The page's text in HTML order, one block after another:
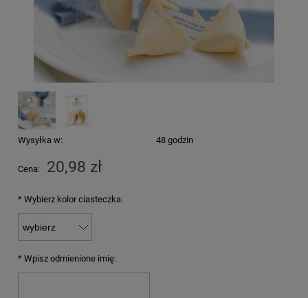
Wysyłka w: 48 godzin
Cena: 20,98 zł
* Wybierz kolor ciasteczka:
* Wpisz odmienione imię: